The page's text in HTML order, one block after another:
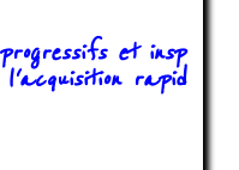
et insp
rapid